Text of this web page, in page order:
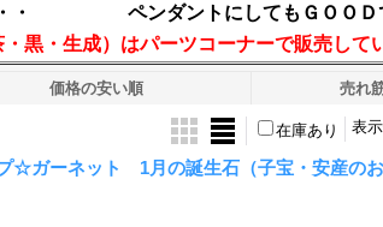
・
ペンダントにしてもＧＯＯＤ
黒・生成）はパーツコーナーで販売して
価格の安い順 売れ
表
在庫あり
☆ガーネット 1月の誕生石（子宝・安産のお